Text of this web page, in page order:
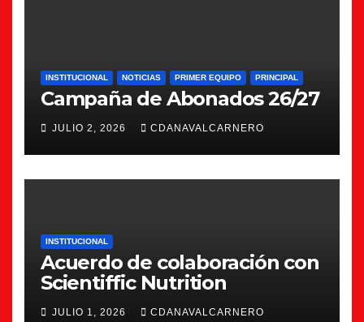
INSTITUCIONAL NOTICIAS PRIMER EQUIPO PRINCIPAL
Campaña de Abonados 26/27
JULIO 2, 2026 CDANAVALCARNERO
INSTITUCIONAL
Acuerdo de colaboración con
Scientiffic Nutrition
JULIO 1, 2026 CDANAVALCARNERO